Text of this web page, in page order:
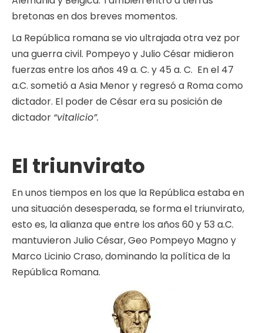
bretonas en dos breves momentos.
La República romana se vio ultrajada otra vez por
una guerra civil. Pompeyo y Julio César midieron
fuerzas entre los años 49 a. C. y 45 a. C. En el 47
a.C. sometió a Asia Menor y regresó a Roma como
dictador. El poder de César era su posición de
dictador “vitalicio”.
El triunvirato
En unos tiempos en los que la República estaba en
una situación desesperada, se forma el triunvirato,
esto es, la alianza que entre los años 60 y 53 a.C.
mantuvieron Julio César, Geo Pompeyo Magno y
Marco Licinio Craso, dominando la política de la
República Romana.